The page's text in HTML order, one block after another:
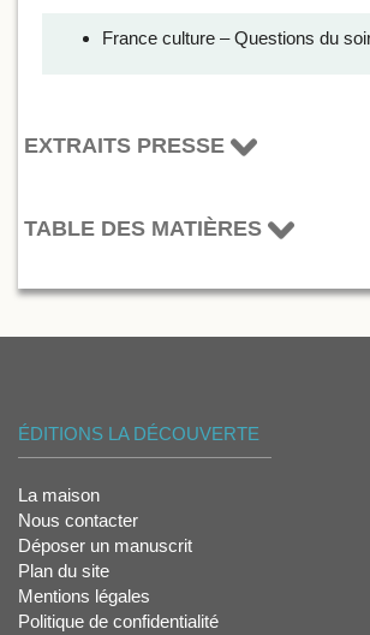
France culture – Questions du
EXTRAITS PRESSE
TABLE DES MATIÈRES
ÉDITIONS LA DÉCOUVERTE
La maison
Nous contacter
Déposer un manuscrit
Plan du site
Mentions légales
Politique de confidentialité